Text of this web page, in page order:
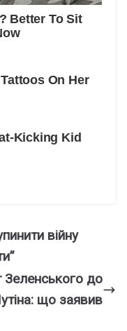
війну
Зеленського до
що заявив